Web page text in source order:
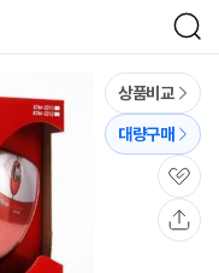
검
색
상품비교
대량구매
관
심